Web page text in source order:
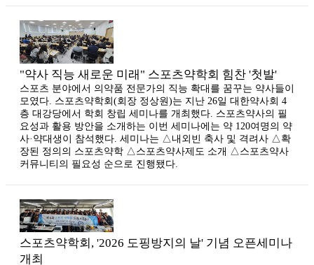
"약사 직능 새로운 미래" 스포츠약학회 힘찬 '첫발'
스포츠 분야에서 의약품 전문가의 직능 확대를 꿈꾸는 약사들이
모였다. 스포츠약학회(회장 정상원)는 지난 26일 대한약사회 4
층 대강당에서 학회 창립 세미나를 개최했다. 스포츠약사의 필
요성과 활용 방안을 소개하는 이번 세미나에는 약 120여명의 약
사·약대생이 참석했다. 세미나는 △내외빈 축사 및 격려사 △확
장된 정의의 스포츠약학 △스포츠약사제도 소개 △스포츠약사
커뮤니티의 필요성 순으로 진행됐다.
스포츠약학회, '2026 도핑방지의 날' 기념 오픈세미나
개최